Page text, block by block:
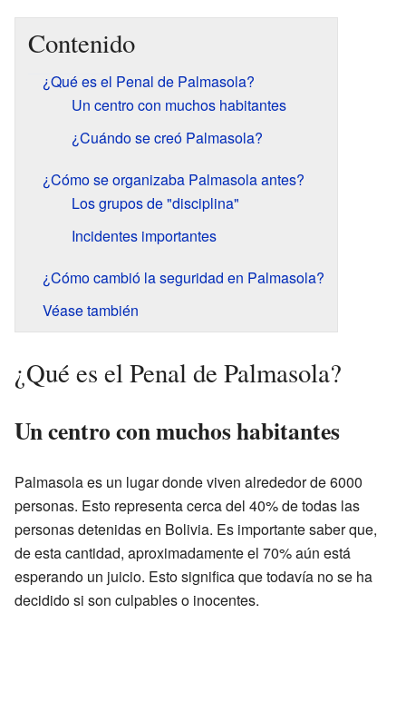
Contenido
¿Qué es el Penal de Palmasola?
Un centro con muchos habitantes
¿Cuándo se creó Palmasola?
¿Cómo se organizaba Palmasola antes?
Los grupos de "disciplina"
Incidentes importantes
¿Cómo cambió la seguridad en Palmasola?
Véase también
¿Qué es el Penal de Palmasola?
Un centro con muchos habitantes
Palmasola es un lugar donde viven alrededor de 6000
personas. Esto representa cerca del 40% de todas las
personas detenidas en Bolivia. Es importante saber que,
de esta cantidad, aproximadamente el 70% aún está
esperando un juicio. Esto significa que todavía no se ha
decidido si son culpables o inocentes.